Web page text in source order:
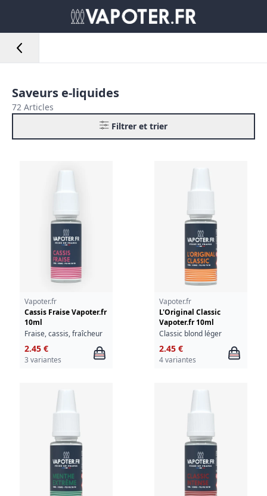
Saveurs e-liquides
72 Articles
Filtrer et trier
Vapoter.fr
Cassis Fraise Vapoter.fr
10ml
Fraise, cassis, fraîcheur
2.45 €
3 variantes
Vapoter.fr
L'Original Classic
Vapoter.fr 10ml
Classic blond léger
2.45 €
4 variantes